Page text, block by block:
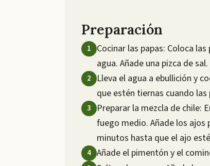
Preparación
Cocinar las papas: Coloca
agua. Añade una pizca de sal.
Lleva el agua a ebullición y
que estén tiernas cuando las
Preparar la mezcla de chile:
fuego medio. Añade los ajos
minutos hasta que el ajo
Añade el pimentón y el